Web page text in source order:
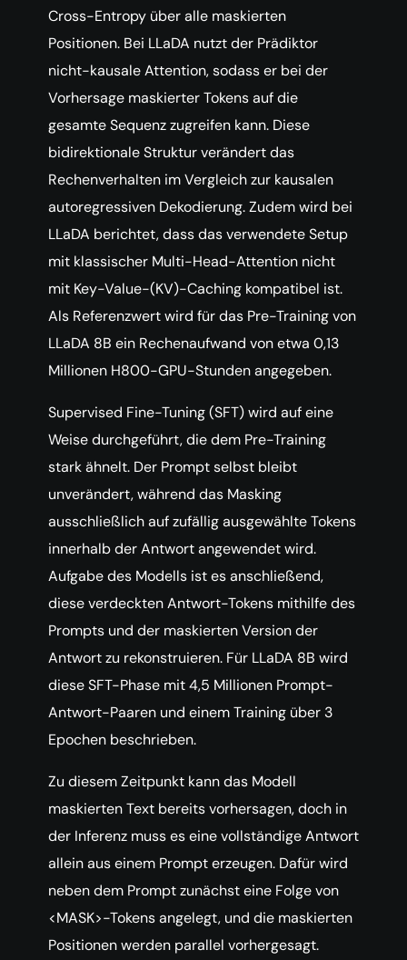
Cross-Entropy über alle maskierten
Positionen. Bei LLaDA nutzt der Prädiktor
nicht-kausale Attention, sodass er bei der
Vorhersage maskierter Tokens auf die
gesamte Sequenz zugreifen kann. Diese
bidirektionale Struktur verändert das
Rechenverhalten im Vergleich zur kausalen
autoregressiven Dekodierung. Zudem wird bei
LLaDA berichtet, dass das verwendete Setup
mit klassischer Multi-Head-Attention nicht
mit Key-Value-(KV)-Caching kompatibel ist.
Als Referenzwert wird für das Pre-Training von
LLaDA 8B ein Rechenaufwand von etwa 0,13
Millionen H800-GPU-Stunden angegeben.
Supervised Fine-Tuning (SFT) wird auf eine
Weise durchgeführt, die dem Pre-Training
stark ähnelt. Der Prompt selbst bleibt
unverändert, während das Masking
ausschließlich auf zufällig ausgewählte Tokens
innerhalb der Antwort angewendet wird.
Aufgabe des Modells ist es anschließend,
diese verdeckten Antwort-Tokens mithilfe des
Prompts und der maskierten Version der
Antwort zu rekonstruieren. Für LLaDA 8B wird
diese SFT-Phase mit 4,5 Millionen Prompt-
Antwort-Paaren und einem Training über 3
Epochen beschrieben.
Zu diesem Zeitpunkt kann das Modell
maskierten Text bereits vorhersagen, doch in
der Inferenz muss es eine vollständige Antwort
allein aus einem Prompt erzeugen. Dafür wird
neben dem Prompt zunächst eine Folge von
<MASK>-Tokens angelegt, und die maskierten
Positionen werden parallel vorhergesagt.